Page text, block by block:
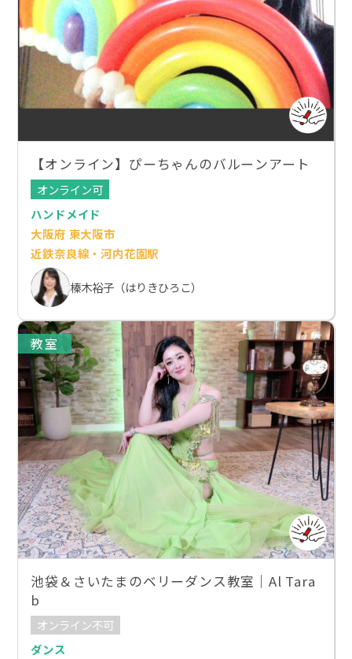
【オンライン】ぴーちゃんのバルーンアート
オンライン可
ハンドメイド
大阪府 東大阪市
近鉄奈良線・河内花園駅
榛木裕子（はりきひろこ）
教室
池袋＆さいたまのベリーダンス教室｜Al Tara
b
オンライン不可
ダンス